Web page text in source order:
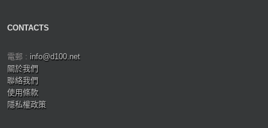
CONTACTS
電郵 : info@d100.net
關於我們
聯絡我們
使用條款
隱私權政策